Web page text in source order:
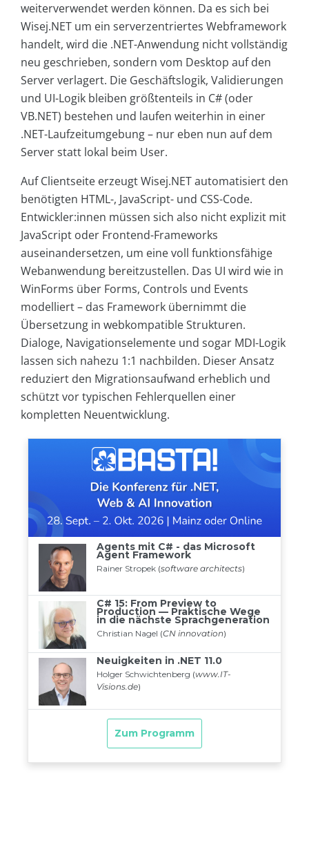
weiterverwendet werden können. Da es sich bei
Wisej.NET um ein serverzentriertes Webframework
handelt, wird die .NET-Anwendung nicht vollständig
neu geschrieben, sondern vom Desktop auf den
Server verlagert. Die Geschäftslogik, Validierungen
und UI-Logik bleiben größtenteils in C# (oder
VB.NET) bestehen und laufen weiterhin in einer
.NET-Laufzeitumgebung – nur eben nun auf dem
Server statt lokal beim User.
Auf Clientseite erzeugt Wisej.NET automatisiert den
benötigten HTML-, JavaScript- und CSS-Code.
Entwickler:innen müssen sich also nicht explizit mit
JavaScript oder Frontend-Frameworks
auseinandersetzen, um eine voll funktionsfähige
Webanwendung bereitzustellen. Das UI wird wie in
WinForms über Forms, Controls und Events
modelliert – das Framework übernimmt die
Übersetzung in webkompatible Strukturen.
Dialoge, Navigationselemente und sogar MDI-Logik
lassen sich nahezu 1:1 nachbilden. Dieser Ansatz
reduziert den Migrationsaufwand erheblich und
schützt vor typischen Fehlerquellen einer
kompletten Neuentwicklung.